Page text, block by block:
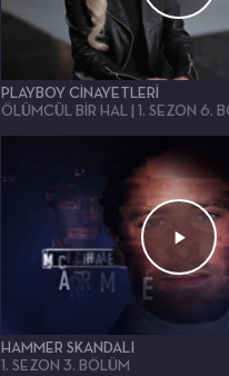
PLAYBOY CINAYETLERI
ÖLÜMCÜL BİR HAL | 1. SEZON 6.
HAMMER SKANDALI
1. SEZON 3. BÖLÜM